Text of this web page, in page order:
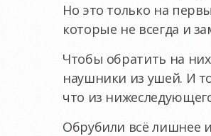
Но это только на
которые не всегда и
Чтобы обратить на
наушники из ушей. И
что из
Обрубили всё лишнее